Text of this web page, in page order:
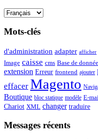
Mots-clés
d'administration adapter afficher
Image caisse cms Base de
extension Erreur frontend ajouter
effacer Magento
Boutique bloc statique modèle E-
Chariot XML changer traduire
Messages récents